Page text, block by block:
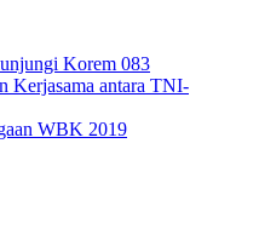
Korem 083
Kerjasama antara TNI-
WBK 2019